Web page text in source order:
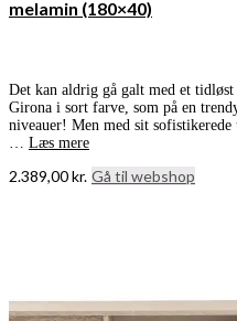
melamin (180×40)
Det kan aldrig gå galt med et
Girona i sort farve, som på en
niveauer! Men med sit
… Læs mere
2.389,00kr. Gå til webshop